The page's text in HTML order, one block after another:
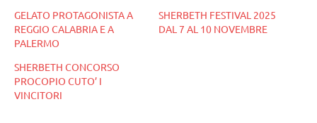
GELATO PROTAGONISTA A
REGGIO CALABRIA E A
PALERMO
SHERBETH FESTIVAL 2025
DAL 7 AL 10 NOVEMBRE
SHERBETH CONCORSO
PROCOPIO CUTO’ I
VINCITORI